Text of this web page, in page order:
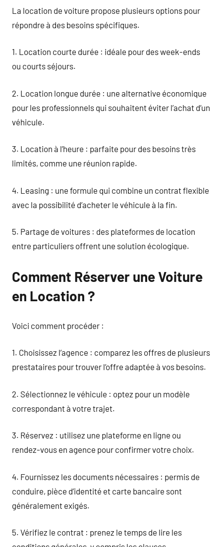
La location de voiture propose plusieurs options pour
répondre à des besoins spécifiques.
1. Location courte durée : idéale pour des week-ends
ou courts séjours.
2. Location longue durée : une alternative économique
pour les professionnels qui souhaitent éviter l’achat d’un
véhicule.
3. Location à l’heure : parfaite pour des besoins très
limités, comme une réunion rapide.
4. Leasing : une formule qui combine un contrat flexible
avec la possibilité d’acheter le véhicule à la fin.
5. Partage de voitures : des plateformes de location
entre particuliers offrent une solution écologique.
Comment Réserver une Voiture
en Location ?
Voici comment procéder :
1. Choisissez l’agence : comparez les offres de plusieurs
prestataires pour trouver l’offre adaptée à vos besoins.
2. Sélectionnez le véhicule : optez pour un modèle
correspondant à votre trajet.
3. Réservez : utilisez une plateforme en ligne ou
rendez-vous en agence pour confirmer votre choix.
4. Fournissez les documents nécessaires : permis de
conduire, pièce d’identité et carte bancaire sont
généralement exigés.
5. Vérifiez le contrat : prenez le temps de lire les